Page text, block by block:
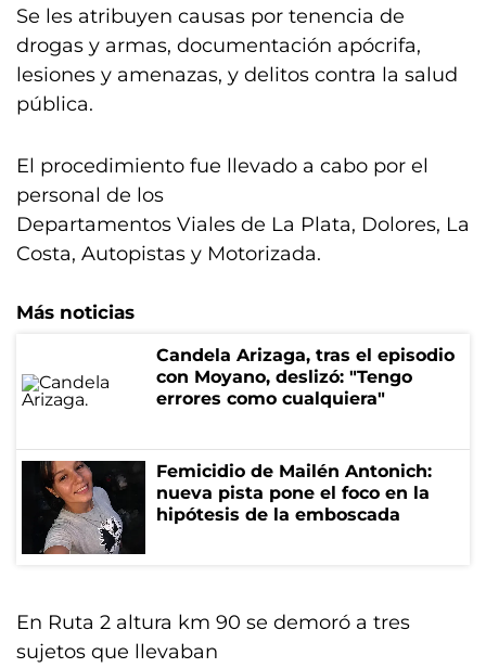
Se les atribuyen causas por tenencia de
drogas y armas, documentación apócrifa,
lesiones y amenazas, y delitos contra la salud
pública.
El procedimiento fue llevado a cabo por el
personal de los
Departamentos Viales de La Plata, Dolores, La
Costa, Autopistas y Motorizada.
Más noticias
Candela Arizaga, tras el episodio
con Moyano, deslizó: "Tengo
errores como cualquiera"
Femicidio de Mailén Antonich:
nueva pista pone el foco en la
hipótesis de la emboscada
En Ruta 2 altura km 90 se demoró a tres
sujetos que llevaban